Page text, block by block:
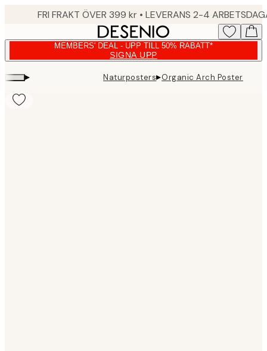
FRI FRAKT ÖVER 399 kr • LEVERANS 2-4
MEMBERS' DEAL - UPP TILL 50% RABATT*
SIGNA UPP
▸ Naturposters▸Organic Arch Poster